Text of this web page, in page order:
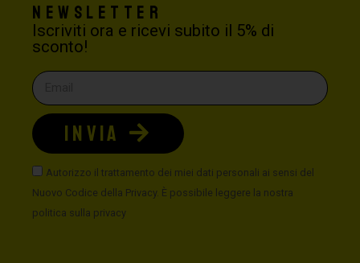
Newsletter
Iscriviti ora e ricevi subito il 5% di
sconto!
Autorizzo il trattamento dei miei dati personali ai sensi del
Nuovo Codice della Privacy. È possibile leggere la nostra
politica sulla privacy
INVIA